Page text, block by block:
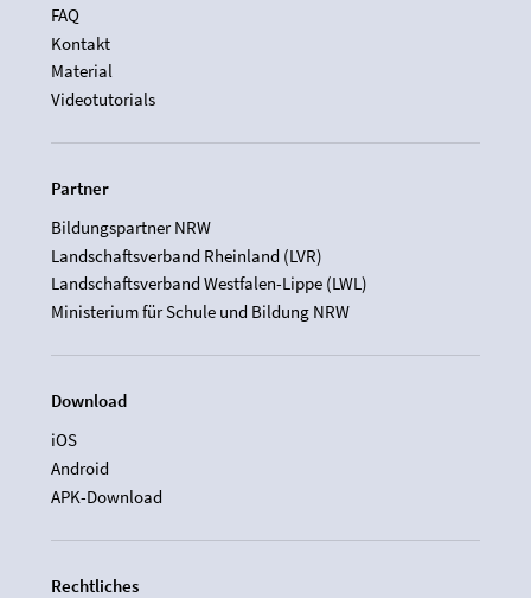
FAQ
Kontakt
Material
Videotutorials
Partner
Bildungspartner NRW
Landschaftsverband Rheinland (LVR)
Landschaftsverband Westfalen-Lippe (LWL)
Ministerium für Schule und Bildung NRW
Download
iOS
Android
APK-Download
Rechtliches